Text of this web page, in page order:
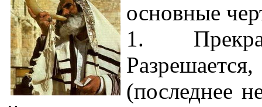
основные
1.
(последнее